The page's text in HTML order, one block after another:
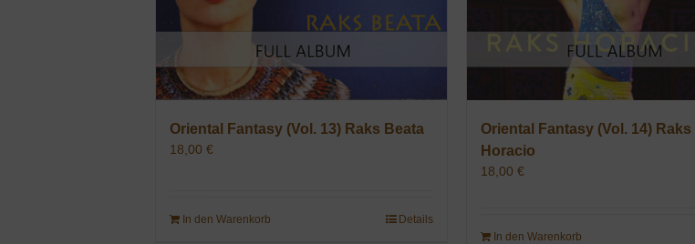
Oriental Fantasy (Vol. 13) Raks Beata
18,00 €
In den Warenkorb Details
Oriental Fantasy (Vol. 14) Raks
Horacio
18,00€
In den Warenkorb